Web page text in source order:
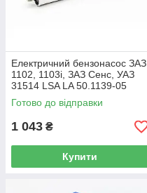
Електричний бензонасос ЗАЗ
1102, 1103i, ЗАЗ Сенс, УАЗ
31514 LSA LA 50.1139-05
Готово до відправки
1 043 ₴
Купити